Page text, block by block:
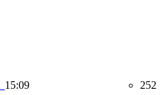
15:09 252